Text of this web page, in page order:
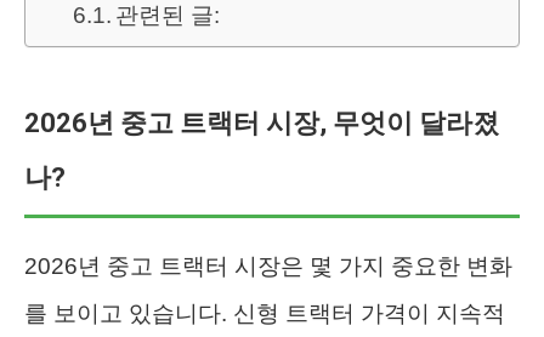
관련된 글:
2026년 중고 트랙터 시장, 무엇이 달라졌
나?
2026년 중고 트랙터 시장은 몇 가지 중요한 변화
를 보이고 있습니다. 신형 트랙터 가격이 지속적